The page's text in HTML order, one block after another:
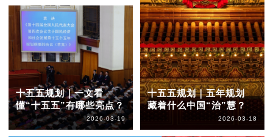
十五五规划｜一文看
懂“十五五”有哪些亮点？
2026-03-19
十五五规划｜五年规划
藏着什么中国“治”慧？
2026-03-18